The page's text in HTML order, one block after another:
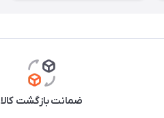
ضمانت بازگشت کالا